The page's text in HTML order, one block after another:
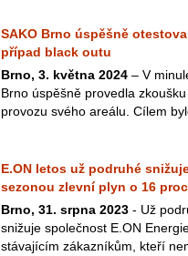
SAKO Brno úspěšně
případ black outu
Brno, 3. května 2024 – V
Brno úspěšně provedla
provozu svého areálu. Cílem
E.ON letos už podruhé
sezonou zlevní plyn o 16
Brno, 31. srpna 2023 - Už
snižuje společnost E.ON
stávajícím zákazníkům, kteří